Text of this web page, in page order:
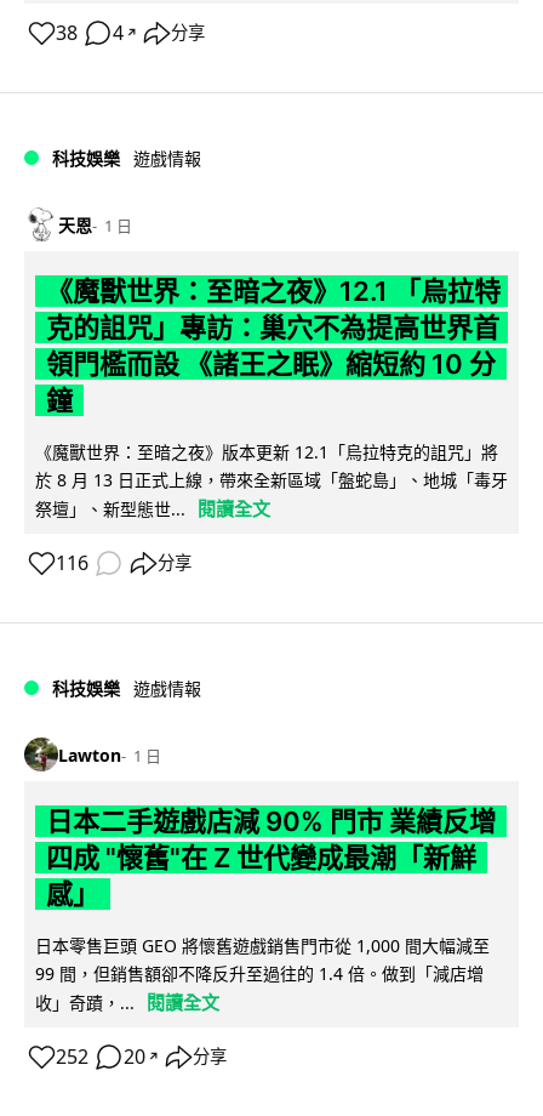
38 4 ↗ 分享
科技娛樂 遊戲情報
天恩 1 日
《魔獸世界：至暗之夜》12.1 「烏拉特
克的詛咒」專訪：巢穴不為提高世界首
領門檻而設 《諸王之眠》縮短約 10 分
鐘
《魔獸世界：至暗之夜》版本更新 12.1「烏拉特克的詛咒」將
於 8 月 13 日正式上線，帶來全新區域「盤蛇島」、地城「毒牙
祭壇」、新型態世...
閱讀全文
116 分享
科技娛樂 遊戲情報
Lawton 1 日
日本二手遊戲店減 90% 門市 業績反增
四成 "懷舊"在 Z 世代變成最潮「新鮮
感」
日本零售巨頭 GEO 將懷舊遊戲銷售門市從 1,000 間大幅減至
99 間，但銷售額卻不降反升至過往的 1.4 倍。做到「減店增
收」奇蹟，...
閱讀全文
252 20 ↗ 分享